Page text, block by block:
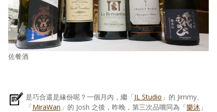
佐餐酒
是巧合還是緣份呢？一個月內，繼「JL Studio 」的 Jimmy、
「MiraWan 」的 Josh 之後，昨晚，第三次品嚐同為「樂沐 」